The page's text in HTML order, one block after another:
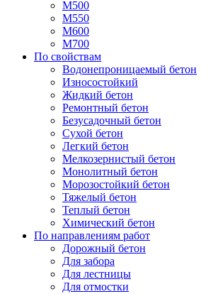
М500
М550
М600
М700
По свойствам
Водонепроницаемый бетон
Износостойкий
Жидкий бетон
Ремонтный бетон
Безусадочный бетон
Сухой бетон
Легкий бетон
Мелкозернистый бетон
Монолитный бетон
Морозостойкий бетон
Тяжелый бетон
Теплый бетон
Химический бетон
По направлениям работ
Дорожный бетон
Для забора
Для лестницы
Для отмостки